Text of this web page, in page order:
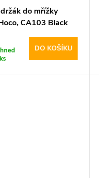
do mřížky
CA103 Black
DO KOŠÍKU